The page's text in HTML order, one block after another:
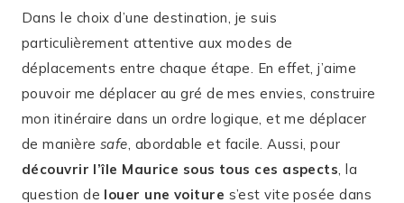
Dans le choix d’une destination, je suis
particulièrement attentive aux modes de
déplacements entre chaque étape. En effet, j’aime
pouvoir me déplacer au gré de mes envies, construire
mon itinéraire dans un ordre logique, et me déplacer
de manière safe, abordable et facile. Aussi, pour
découvrir l’île Maurice sous tous ces aspects, la
question de louer une voiture s’est vite posée dans